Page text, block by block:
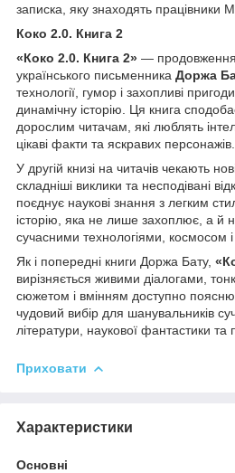
записка, яку знаходять працівники
Коко 2.0. Книга 2
«Коко 2.0. Книга 2» — продовження
українського письменника Доржа
технології, гумор і захопливі
динамічну історію. Ця книга
дорослим читачам, які люблять
цікаві факти та яскравих персонажів.
У другій книзі на читачів чекають
складніші виклики та несподівані
поєднує наукові знання з легким
історію, яка не лише захоплює, а й
сучасними технологіями, космосом
Як і попередні книги Доржа Бату,
вирізняється живими діалогами,
сюжетом і вмінням доступно
чудовий вибір для шанувальників
літератури, наукової фантастики та
Приховати
Характеристики
Основні